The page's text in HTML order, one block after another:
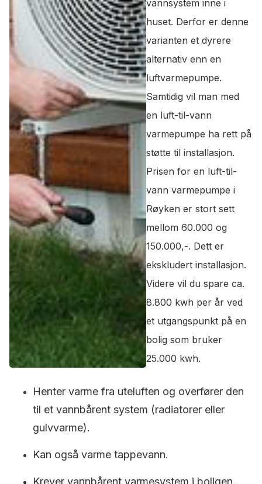
vannsystem inne i
huset. Derfor er denne
varianten et dyrere
alternativ enn en
luftvarmepumpe.
Samtidig vil man med
en luft-til-vann
varmepumpe ha rett på
støtte til installasjon.
Prisen for en luft-til-
vann varmepumpe i
Røyken er stort sett
mellom 60.000 og
150.000,-. Dett er
ekskludert installasjon.
Videre vil du spare ca.
8.800 kwh per år ved
et utgangspunkt på en
bolig som bruker
25.000 kwh.
Henter varme fra uteluften og overfører den
til et vannbårent system (radiatorer eller
gulvvarme).
Kan også varme tappevann.
Krever vannbårent varmesystem i boligen.